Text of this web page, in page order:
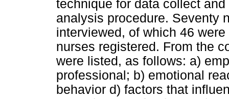
technique for data collect
analysis procedure. Seventy
interviewed, of which 46
nurses registered. From the
were listed, as follows: a)
professional; b) emotional
behavior d) factors that